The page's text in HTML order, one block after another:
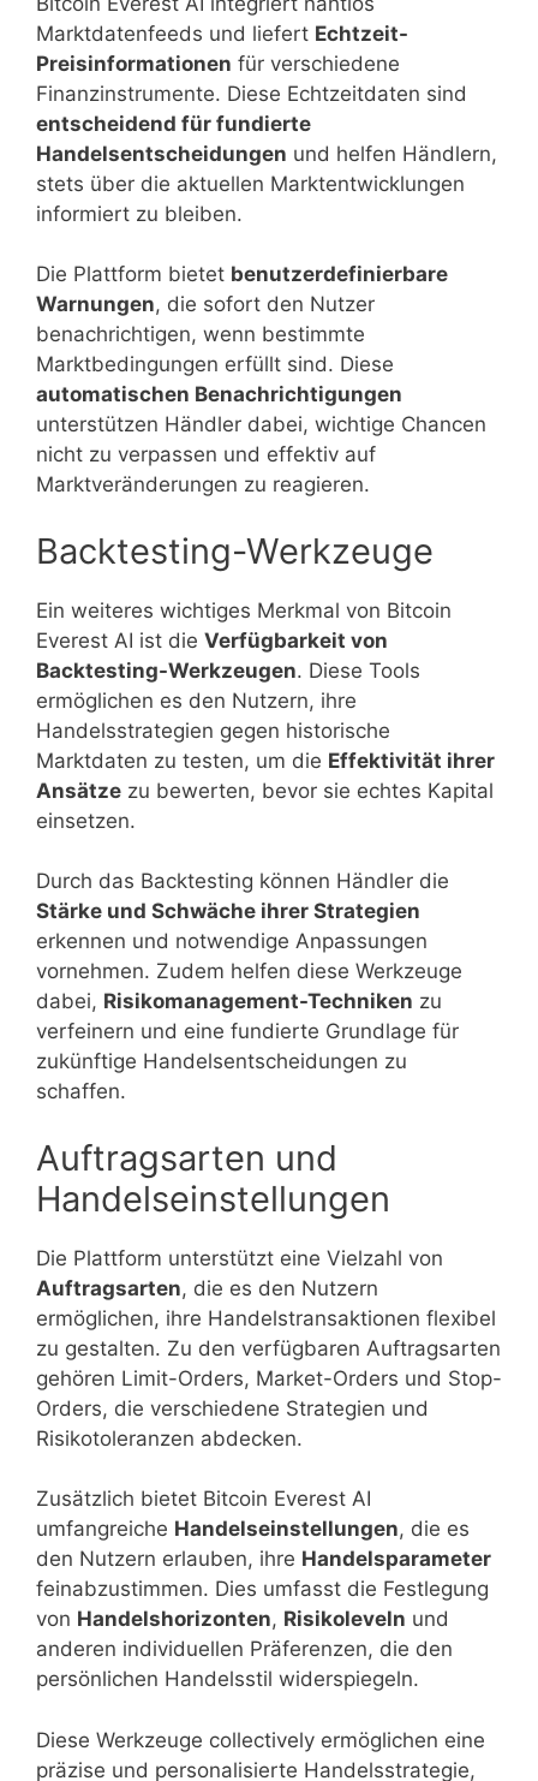
Marktdatenfeeds und liefert Echtzeit-
Preisinformationen für verschiedene
Finanzinstrumente. Diese Echtzeitdaten sind
entscheidend für fundierte
Handelsentscheidungen und helfen Händlern,
stets über die aktuellen Marktentwicklungen
informiert zu bleiben.
Die Plattform bietet benutzerdefinierbare
Warnungen, die sofort den Nutzer
benachrichtigen, wenn bestimmte
Marktbedingungen erfüllt sind. Diese
automatischen Benachrichtigungen
unterstützen Händler dabei, wichtige Chancen
nicht zu verpassen und effektiv auf
Marktveränderungen zu reagieren.
Backtesting-Werkzeuge
Ein weiteres wichtiges Merkmal von Bitcoin
Everest AI ist die Verfügbarkeit von
Backtesting-Werkzeugen. Diese Tools
ermöglichen es den Nutzern, ihre
Handelsstrategien gegen historische
Marktdaten zu testen, um die Effektivität ihrer
Ansätze zu bewerten, bevor sie echtes Kapital
einsetzen.
Durch das Backtesting können Händler die
Stärke und Schwäche ihrer Strategien
erkennen und notwendige Anpassungen
vornehmen. Zudem helfen diese Werkzeuge
dabei, Risikomanagement-Techniken zu
verfeinern und eine fundierte Grundlage für
zukünftige Handelsentscheidungen zu
schaffen.
Auftragsarten und
Handelseinstellungen
Die Plattform unterstützt eine Vielzahl von
Auftragsarten, die es den Nutzern
ermöglichen, ihre Handelstransaktionen flexibel
zu gestalten. Zu den verfügbaren Auftragsarten
gehören Limit-Orders, Market-Orders und Stop-
Orders, die verschiedene Strategien und
Risikotoleranzen abdecken.
Zusätzlich bietet Bitcoin Everest AI
umfangreiche Handelseinstellungen, die es
den Nutzern erlauben, ihre Handelsparameter
feinabzustimmen. Dies umfasst die Festlegung
von Handelshorizonten, Risikoleveln und
anderen individuellen Präferenzen, die den
persönlichen Handelsstil widerspiegeln.
Diese Werkzeuge collectively ermöglichen eine
präzise und personalisierte Handelsstrategie,